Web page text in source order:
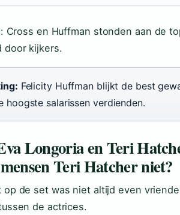
Cross en Huffman stonden aan de
door kijkers.
Felicity Huffman blijkt de best
hoogste salarissen verdienden.
Longoria en Teri
Teri Hatcher niet?
op de set was niet altijd even
de actrices.